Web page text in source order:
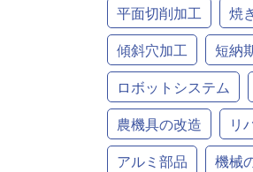
平面切削加工
焼
傾斜穴加工
短納
ロボットシステム
農機具の改造
リ
アルミ部品
機械